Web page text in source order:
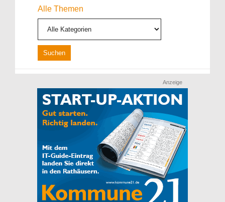
Alle Themen
Anzeige